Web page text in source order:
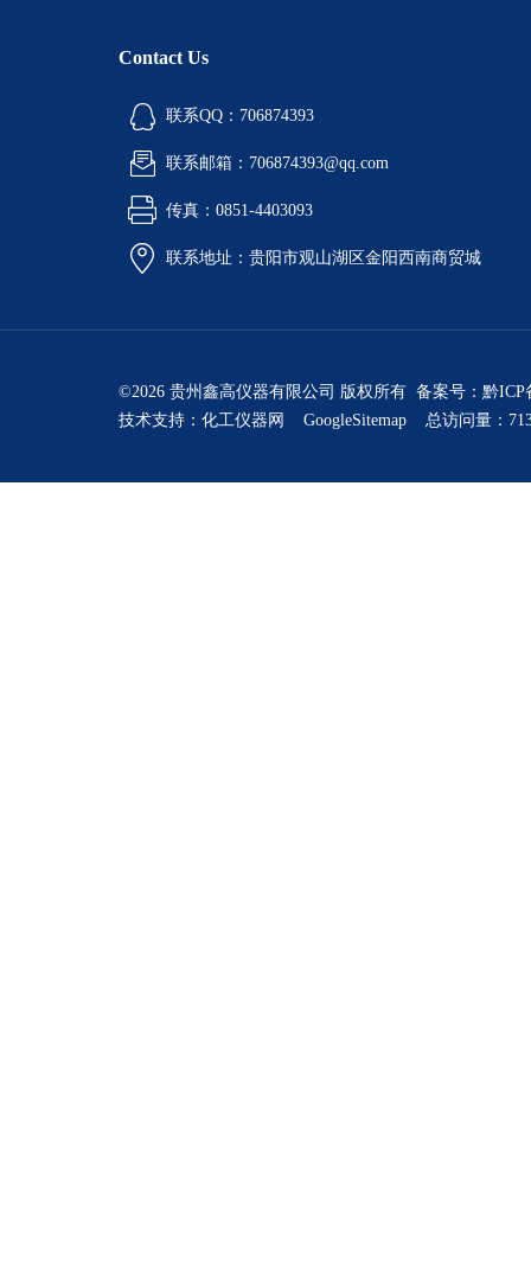
Contact Us
联系QQ：706874393
联系邮箱：706874393@qq.com
传真：0851-4403093
联系地址：贵阳市观山湖区金阳西南商贸城
©2026 贵州鑫高仪器有限公司 版权所有 备案号： 黔ICP
技术支持： 化工仪器网 GoogleSitemap 总访问量：